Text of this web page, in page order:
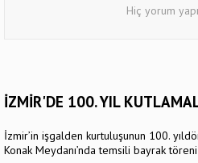
Hiç yorum
İZMİR'DE 100. YIL
İzmir’in işgalden kurtuluşunun 100.
Konak Meydanı’nda temsili bayrak töreni